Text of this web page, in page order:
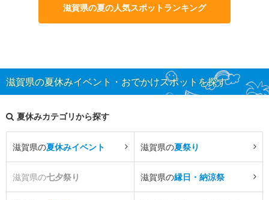
滋賀県の夏の人気スポットランキング
滋賀県の夏休みイベント・おでかけスポットを探す
夏休みカテゴリから探す
滋賀県の夏休みイベント 滋賀県の夏祭り
滋賀県の七夕祭り 滋賀県の縁日・納涼祭